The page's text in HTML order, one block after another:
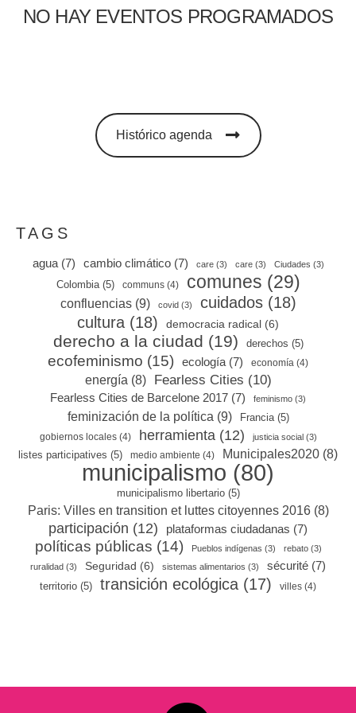
NO HAY EVENTOS PROGRAMADOS
Histórico agenda
TAGS
agua(7) cambio climático(7) care(3) care(3) Ciudades (3)
Colombia(5) communs(4) comunes (29)
confluencias(9) covid(3) cuidados(18)
cultura (18) democracia radical (6)
derecho a la ciudad (19) derechos (5)
ecofeminismo (15) ecología (7) economía (4)
energía (8) Fearless Cities (10)
Fearless Cities de Barcelone 2017 (7) feminismo (3)
feminización de la política (9) Francia(5)
gobiernos locales(4) herramienta (12) justicia social(3)
listes participatives (5) medio ambiente (4) Municipales2020 (8)
municipalismo (80)
municipalismo libertario(5)
Paris: Villes en transition et luttes citoyennes 2016(8)
participación (12) plataformas ciudadanas (7)
políticas públicas (14) Pueblos indígenas (3) rebato(3)
ruralidad (3) Seguridad (6) sistemas alimentarios (3) sécurité (7)
territorio (5) transición ecológica (17) villes (4)